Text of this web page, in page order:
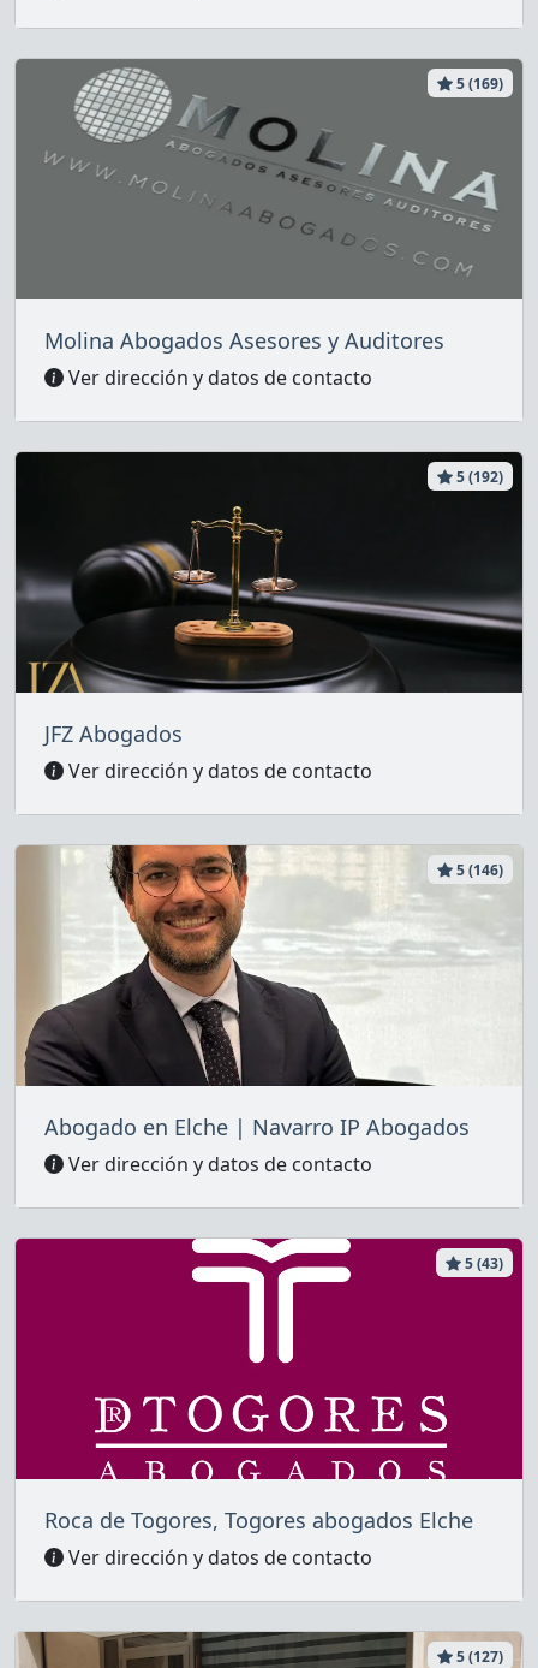
5 (169)
Molina Abogados Asesores y Auditores
Ver dirección y datos de contacto
5 (192)
JFZ Abogados
Ver dirección y datos de contacto
5 (146)
Abogado en Elche | Navarro IP Abogados
Ver dirección y datos de contacto
5 (43)
Roca de Togores, Togores abogados Elche
Ver dirección y datos de contacto
5 (127)